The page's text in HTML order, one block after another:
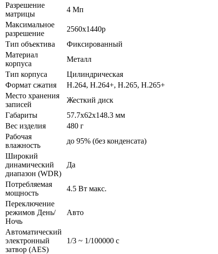
Разрешение
матрицы
4 Мп
Максимальное
разрешение
2560x1440p
Тип объектива
Фиксированный
Материал
корпуса
Металл
Тип корпуса
Цилиндрическая
Формат сжатия
H.264, H.264+, H.265, H.265+
Место хранения
записей
Жесткий диск
Габариты
57.7x62x148.3 мм
Вес изделия
480 г
Рабочая
влажность
до 95% (без конденсата)
Широкий
динамический
диапазон (WDR)
Да
Потребляемая
мощность
4.5 Вт макс.
Переключение
режимов День/
Ночь
Авто
Автоматический
электронный
затвор (AES)
1/3 ~ 1/100000 с